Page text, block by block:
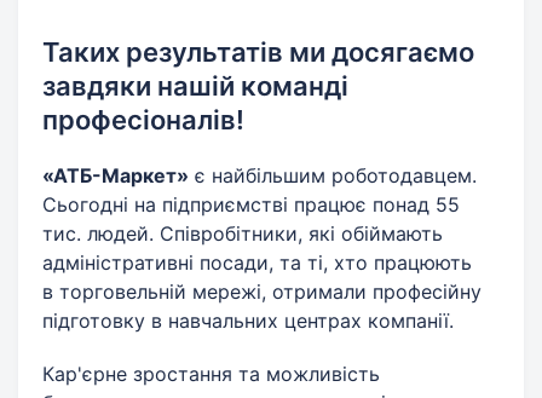
Таких результатів ми досягаємо
завдяки нашій команді
професіоналів!
«АТБ-Маркет» є найбільшим роботодавцем.
Сьогодні на підприємстві працює понад 55
тис. людей. Співробітники, які обіймають
адміністративні посади, та ті, хто працюють
в торговельній мережі, отримали професійну
підготовку в навчальних центрах компанії.
Кар'єрне зростання та можливість